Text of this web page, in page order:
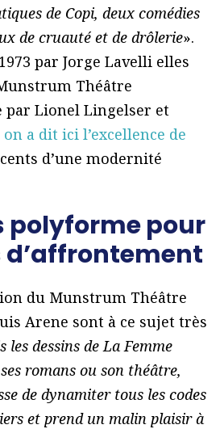
de Copi, deux comédies
de cruauté et de drôlerie».
par Jorge Lavelli elles
Théâtre
par Lionel Lingelser et
a dit ici l’excellence de
d’une modernité
polyforme pour
d’affrontement
du Munstrum Théâtre
Arene sont à ce sujet très
les dessins de La Femme
romans ou son théâtre,
de dynamiter tous les codes
et prend un malin plaisir à